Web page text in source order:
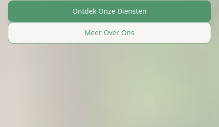
Ontdek Onze Diensten
Meer Over Ons